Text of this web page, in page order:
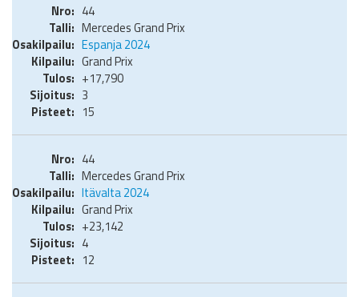
44
Mercedes Grand Prix
Espanja 2024
Grand Prix
+17,790
3
15
44
Mercedes Grand Prix
Itävalta 2024
Grand Prix
+23,142
4
12